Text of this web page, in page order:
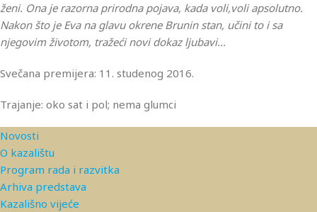
ženi. Ona je razorna prirodna pojava, kada voli,voli apsolutno.
Nakon što je Eva na glavu okrene Brunin stan, učini to i sa
njegovim životom, tražeći novi dokaz ljubavi…
Svečana premijera: 11. studenog 2016.
Trajanje: oko sat i pol; nema glumci
Novosti
O kazalištu
Program rada i razvitka
Arhiva predstava
Kazališno vijeće